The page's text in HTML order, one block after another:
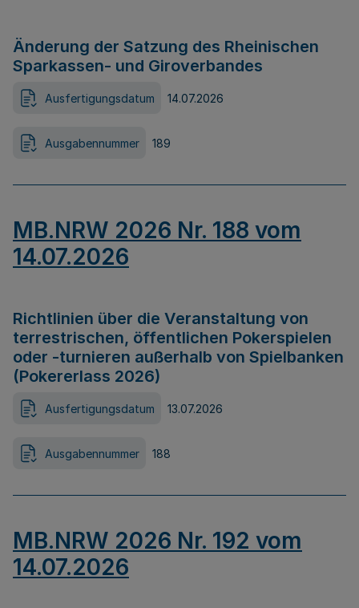
Änderung der Satzung des Rheinischen
Sparkassen- und Giroverbandes
Ausfertigungsdatum 14.07.2026
Ausgabennummer 189
MB.NRW 2026 Nr. 188 vom
14.07.2026
Richtlinien über die Veranstaltung von
terrestrischen, öffentlichen Pokerspielen
oder -turnieren außerhalb von Spielbanken
(Pokererlass 2026)
Ausfertigungsdatum 13.07.2026
Ausgabennummer 188
MB.NRW 2026 Nr. 192 vom
14.07.2026